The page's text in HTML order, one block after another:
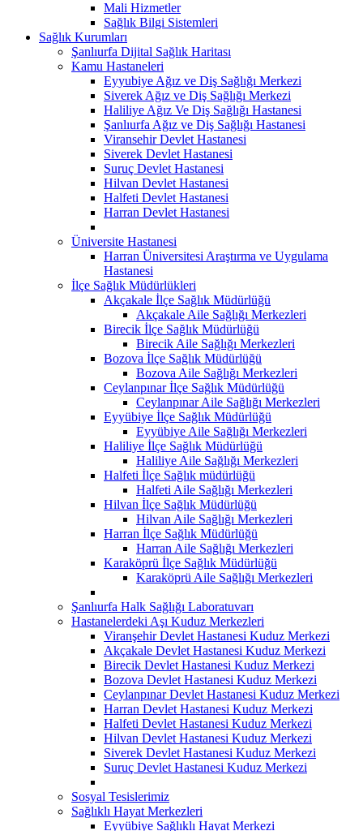
Mali Hizmetler
Sağlık Bilgi Sistemleri
Sağlık Kurumları
Şanlıurfa Dijital Sağlık Haritası
Kamu Hastaneleri
Eyyubiye Ağız ve Diş Sağlığı Merkezi
Siverek Ağız ve Diş Sağlığı Merkezi
Haliliye Ağız Ve Diş Sağlığı Hastanesi
Şanlıurfa Ağız ve Diş Sağlığı Hastanesi
Viransehir Devlet Hastanesi
Siverek Devlet Hastanesi
Suruç Devlet Hastanesi
Hilvan Devlet Hastanesi
Halfeti Devlet Hastanesi
Harran Devlet Hastanesi
Üniversite Hastanesi
Harran Üniversitesi Araştırma ve Uygulama
Hastanesi
İlçe Sağlık Müdürlükleri
Akçakale İlçe Sağlık Müdürlüğü
Akçakale Aile Sağlığı Merkezleri
Birecik İlçe Sağlık Müdürlüğü
Birecik Aile Sağlığı Merkezleri
Bozova İlçe Sağlık Müdürlüğü
Bozova Aile Sağlığı Merkezleri
Ceylanpınar İlçe Sağlık Müdürlüğü
Ceylanpınar Aile Sağlığı Merkezleri
Eyyübiye İlçe Sağlık Müdürlüğü
Eyyübiye Aile Sağlığı Merkezleri
Haliliye İlçe Sağlık Müdürlüğü
Haliliye Aile Sağlığı Merkezleri
Halfeti İlçe Sağlık müdürlüğü
Halfeti Aile Sağlığı Merkezleri
Hilvan İlçe Sağlık Müdürlüğü
Hilvan Aile Sağlığı Merkezleri
Harran İlçe Sağlık Müdürlüğü
Harran Aile Sağlığı Merkezleri
Karaköprü İlçe Sağlık Müdürlüğü
Karaköprü Aile Sağlığı Merkezleri
Şanlıurfa Halk Sağlığı Laboratuvarı
Hastanelerdeki Aşı Kuduz Merkezleri
Viranşehir Devlet Hastanesi Kuduz Merkezi
Akçakale Devlet Hastanesi Kuduz Merkezi
Birecik Devlet Hastanesi Kuduz Merkezi
Bozova Devlet Hastanesi Kuduz Merkezi
Ceylanpınar Devlet Hastanesi Kuduz Merkezi
Harran Devlet Hastanesi Kuduz Merkezi
Halfeti Devlet Hastanesi Kuduz Merkezi
Hilvan Devlet Hastanesi Kuduz Merkezi
Siverek Devlet Hastanesi Kuduz Merkezi
Suruç Devlet Hastanesi Kuduz Merkezi
Sosyal Tesislerimiz
Sağlıklı Hayat Merkezleri
Eyyübiye Sağlıklı Hayat Merkezi